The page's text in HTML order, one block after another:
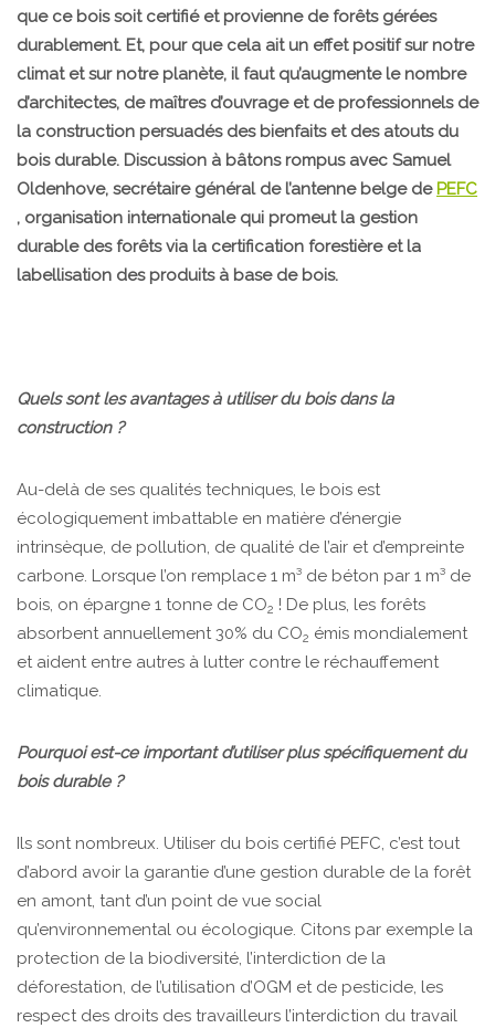
que ce bois soit certifié et provienne de forêts gérées
durablement. Et, pour que cela ait un effet positif sur notre
climat et sur notre planète, il faut qu’augmente le nombre
d’architectes, de maîtres d’ouvrage et de professionnels de
la construction persuadés des bienfaits et des atouts du
bois durable. Discussion à bâtons rompus avec Samuel
Oldenhove, secrétaire général de l’antenne belge de PEFC
, organisation internationale qui promeut la gestion
durable des forêts via la certification forestière et la
labellisation des produits à base de bois.
Quels sont les avantages à utiliser du bois dans la
construction ?
Au-delà de ses qualités techniques, le bois est
écologiquement imbattable en matière d’énergie
intrinsèque, de pollution, de qualité de l’air et d’empreinte
carbone. Lorsque l’on remplace 1 m³ de béton par 1 m³ de
bois, on épargne 1 tonne de CO2 ! De plus, les forêts
absorbent annuellement 30% du CO2 émis mondialement
et aident entre autres à lutter contre le réchauffement
climatique.
Pourquoi est-ce important d’utiliser plus spécifiquement du
bois durable ?
Ils sont nombreux. Utiliser du bois certifié PEFC, c’est tout
d’abord avoir la garantie d’une gestion durable de la forêt
en amont, tant d’un point de vue social
qu’environnemental ou écologique. Citons par exemple la
protection de la biodiversité, l’interdiction de la
déforestation, de l’utilisation d’OGM et de pesticide, les
respect des droits des travailleurs l’interdiction du travail